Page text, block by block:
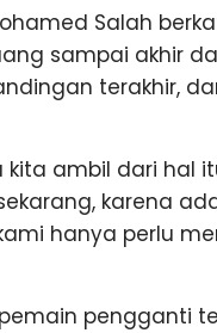
Salah
sampai akhir
terakhir,
ambil dari hal
karena
hanya perlu
pengganti